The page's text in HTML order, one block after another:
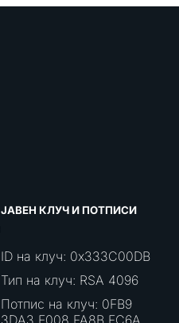
ЈАВЕН КЛУЧ И ПОТПИСИ
ID на клуч: 0x333C00DB
Тип на клуч: RSA 4096
Потпис на клуч: 0FB9